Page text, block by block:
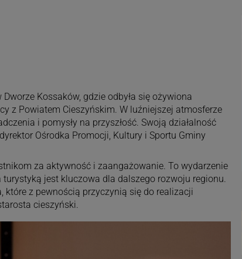
Kossaków, gdzie odbyła się ożywiona
z Powiatem Cieszyńskim. W luźniejszej atmosferze
i pomysły na przyszłość. Swoją działalność
Ośrodka Promocji, Kultury i Sportu Gminy
za aktywność i zaangażowanie. To wydarzenie
turystyką jest kluczowa dla dalszego rozwoju regionu.
z pewnością przyczynią się do realizacji
cieszyński.